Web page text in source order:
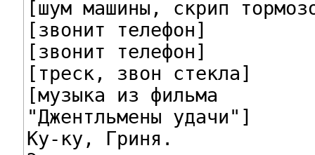
[шум машины, скрип
[звонит телефон]
[звонит телефон]
[треск, звон стекла]
[музыка из фильма
"Джентльмены удачи"]
Ку-ку, Гриня.